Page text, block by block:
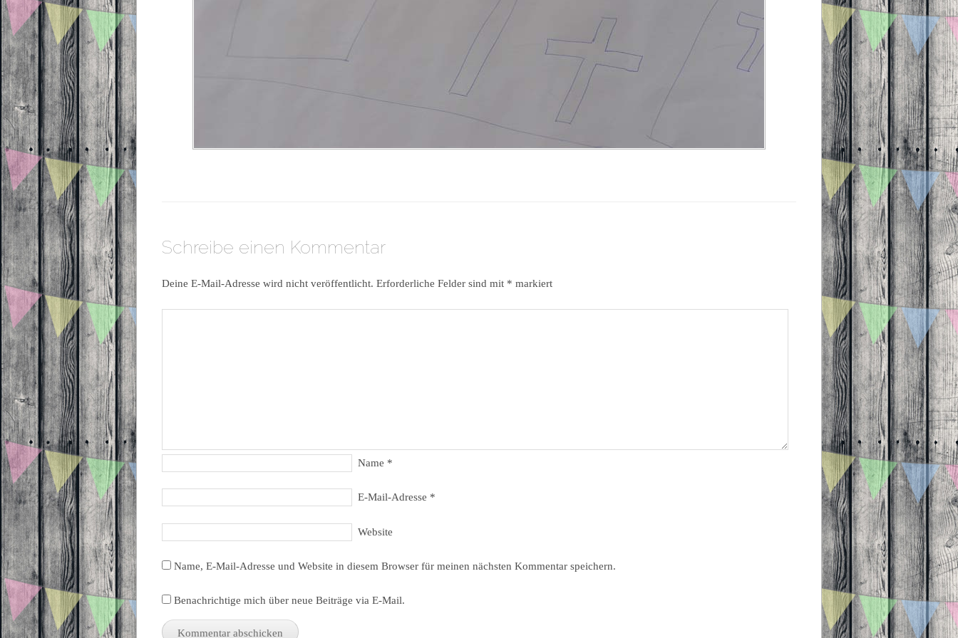
Schreibe einen Kommentar
Deine E-Mail-Adresse wird nicht veröffentlicht. Erforderliche Felder sind mit * markiert
Name *
E-Mail-Adresse *
Website
Name, E-Mail-Adresse und Website in diesem Browser für meinen nächsten Kommentar speichern.
Benachrichtige mich über neue Beiträge via E-Mail.